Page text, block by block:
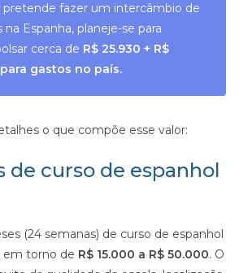
pretende fazer um intercâmbio de
na Espanha, planeje-se para
cerca de R$ 25.930 + R$
para gastos no país.
o que compõe esse valor:
de curso de espanhol
(24 semanas) de curso de espanhol
em torno de R$ 15.000 a R$ 50.000. O